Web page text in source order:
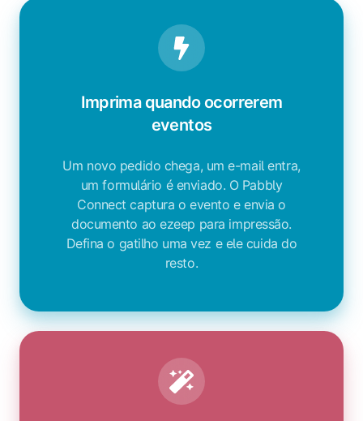
Imprima quando ocorrerem
eventos
Um novo pedido chega, um e-mail entra,
um formulário é enviado. O Pabbly
Connect captura o evento e envia o
documento ao ezeep para impressão.
Defina o gatilho uma vez e ele cuida do
resto.